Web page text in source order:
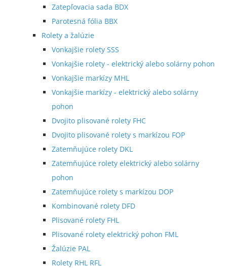
Zatepľovacia sada BDX
Parotesná fólia BBX
Rolety a žalúzie
Vonkajšie rolety SSS
Vonkajšie rolety - elektrický alebo solárny pohon
Vonkajšie markízy MHL
Vonkajšie markízy - elektrický alebo solárny
pohon
Dvojito plisované rolety FHC
Dvojito plisované rolety s markízou FOP
Zatemňujúce rolety DKL
Zatemňujúce rolety elektrický alebo solárny
pohon
Zatemňujúce rolety s markízou DOP
Kombinované rolety DFD
Plisované rolety FHL
Plisované rolety elektrický pohon FML
Žalúzie PAL
Rolety RHL RFL